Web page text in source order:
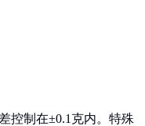
控制在±0.1克内。特殊